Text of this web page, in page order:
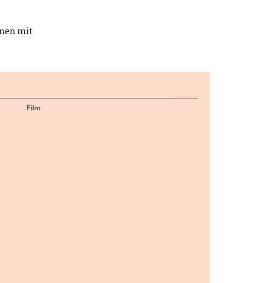
mit
Film